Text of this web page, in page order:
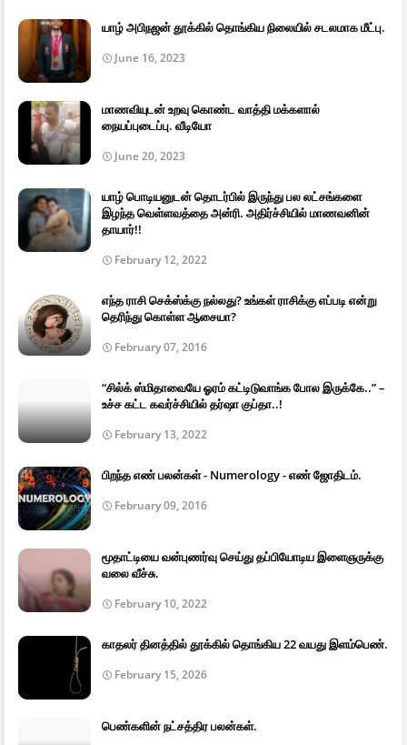
யாழ் அபிநஜன் தூக்கில் தொங்கிய நிலையில் சடலமாக மீட்பு.
June 16, 2023
மாணவியுடன் உறவு கொண்ட வாத்தி மக்களால்
நையப்புடைப்பு. வீடியோ
June 20, 2023
யாழ் பொடியனுடன் தொடர்பில் இருந்து பல லட்சங்களை
இழந்த வெள்ளவத்தை அன்ரி. அதிர்ச்சியில் மாணவனின்
தாயார்!!
February 12, 2022
எந்த ராசி செக்ஸ்க்கு நல்லது? உங்கள் ராசிக்கு எப்படி என்று
தெரிந்து கொள்ள ஆசையா?
February 07, 2016
“சில்க் ஸ்மிதாவையே ஓரம் கட்டிடுவாங்க போல இருக்கே..” –
உச்ச கட்ட கவர்ச்சியில் தர்ஷா குப்தா..!
February 13, 2022
பிறந்த எண் பலன்கள் - Numerology - எண் ஜோதிடம்.
February 09, 2016
மூதாட்டியை வன்புணர்வு செய்து தப்பியோடிய இளைஞருக்கு
வலை வீச்சு.
February 10, 2022
காதலர் தினத்தில் தூக்கில் தொங்கிய 22 வயது இளம்பெண்.
February 15, 2026
பெண்களின் நட்சத்திர பலன்கள்.